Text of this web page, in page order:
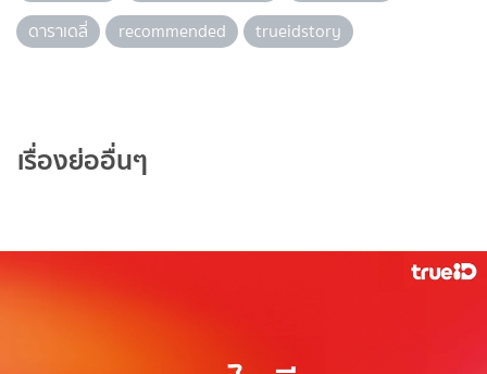
ดาราเดลี่
recommended trueidstory
เรื่องย่ออื่นๆ